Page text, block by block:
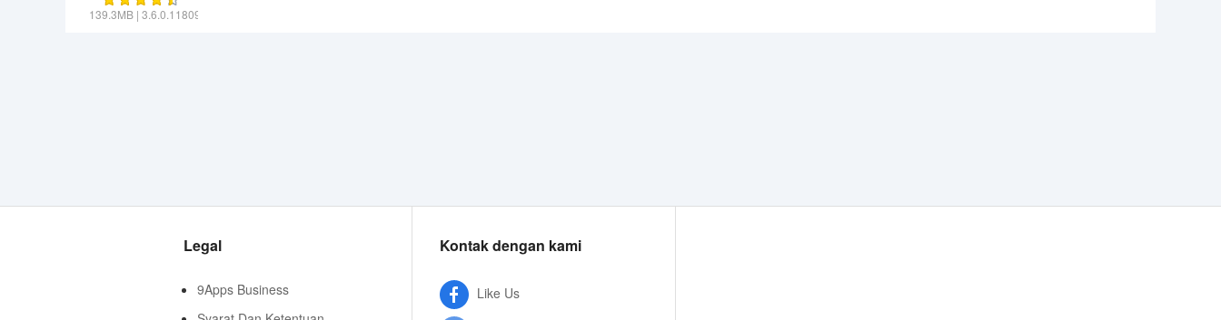
139.3MB | 3.6.0.11809
Legal
9Apps Business
Kontak dengan kami
Like Us